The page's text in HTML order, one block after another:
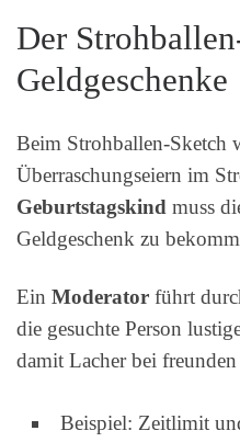
Der
Geldgeschenke
Beim Strohballen-Sketch
Überraschungseiern im
Geburtstagskind muss
Geldgeschenk zu
Ein Moderator führt
die gesuchte Person
damit Lacher bei
Beispiel: Zeitlimit